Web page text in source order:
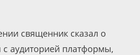
священник сказал о
аудиторией платформы,